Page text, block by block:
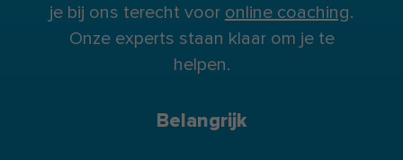
je bij ons terecht voor online coaching.
Onze experts staan klaar om je te
helpen.
Belangrijk